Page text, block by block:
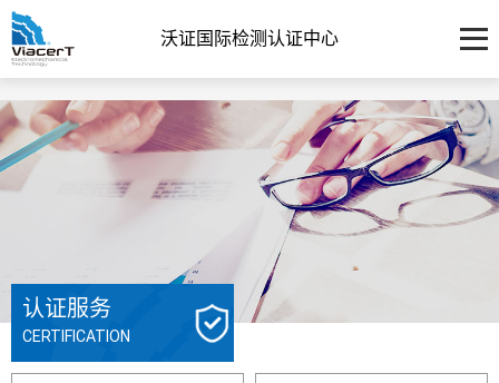
沃证国际检测认证中心
认证服务
CERTIFICATION